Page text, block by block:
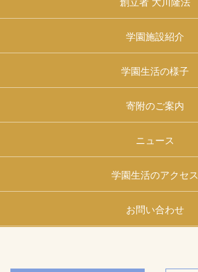
学園施設紹介
学園生活の様子
寄附のご案内
ニュース
学園生活のアクセス
お問い合わせ